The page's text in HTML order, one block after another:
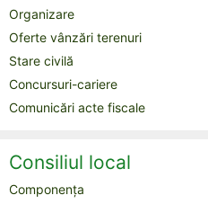
Organizare
Oferte vânzări terenuri
Stare civilă
Concursuri-cariere
Comunicări acte fiscale
Consiliul local
Componența